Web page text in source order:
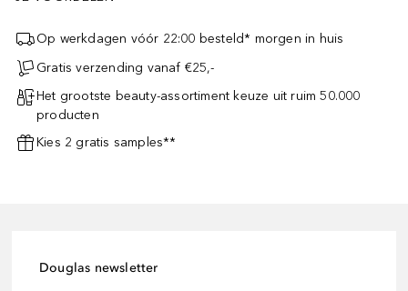
Op werkdagen vóór 22:00 besteld* morgen in huis
Gratis verzending vanaf €25,-
Het grootste beauty-assortiment keuze uit ruim 50.000
producten
Kies 2 gratis samples**
Douglas newsletter